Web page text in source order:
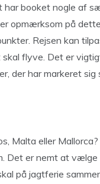
har booket nogle af
opmærksom på
Rejsen kan
flyve. Det er
der har markeret
Malta eller
Det er nemt at
på jagtferie